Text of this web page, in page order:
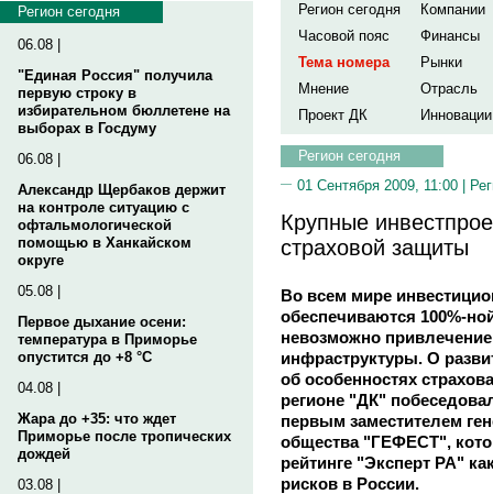
Регион сегодня
06.08 |
"Единая Россия" получила
первую строку в
избирательном бюллетене на
выборах в Госдуму
06.08 |
Александр Щербаков держит
на контроле ситуацию с
офтальмологической
помощью в Ханкайском
округе
05.08 |
Первое дыхание осени:
температура в Приморье
опустится до +8 °C
04.08 |
Жара до +35: что ждет
Приморье после тропических
дождей
03.08 |
Регион сегодня
Компании
Часовой пояс
Финансы
Тема номера
Рынки
Мнение
Отрасль
Проект ДК
Инновации
Регион сегодня
01 Сентября 2009, 11:00 |
Крупные
страховой защиты
Во всем мире
обеспечиваются 100%-
невозможно
инфраструктуры. О
об особенностях
регионе "ДК"
первым заместителем
общества "ГЕФЕСТ",
рейтинге "Эксперт РА"
рисков в России.